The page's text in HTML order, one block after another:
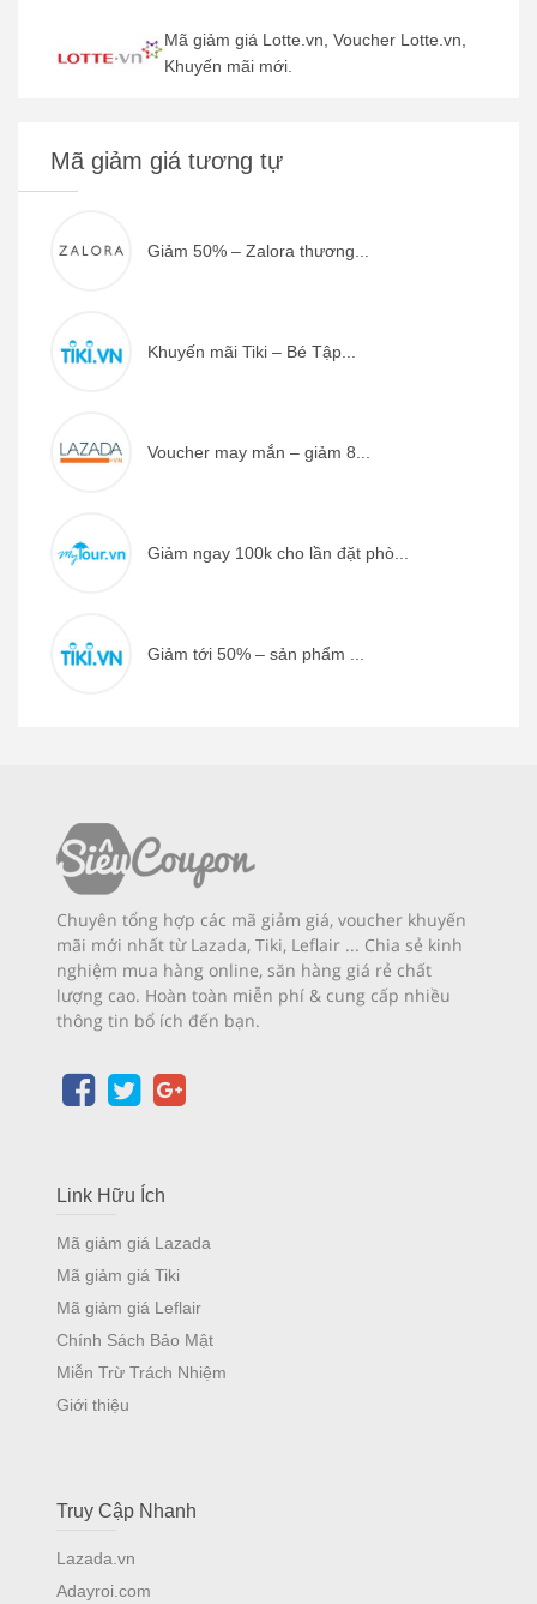
Mã giảm giá Lotte.vn, Voucher Lotte.vn,
Khuyến mãi mới.
Mã giảm giá tương tự
Giảm 50% – Zalora thương...
Khuyến mãi Tiki – Bé Tập...
Voucher may mắn – giảm 8...
Giảm ngay 100k cho lần đặt phò...
Giảm tới 50% – sản phẩm ...
Chuyên tổng hợp các mã giảm giá, voucher khuyến
mãi mới nhất từ Lazada, Tiki, Leflair ... Chia sẻ kinh
nghiệm mua hàng online, săn hàng giá rẻ chất
lượng cao. Hoàn toàn miễn phí & cung cấp nhiều
thông tin bổ ích đến bạn.
Link Hữu Ích
Mã giảm giá Lazada
Mã giảm giá Tiki
Mã giảm giá Leflair
Chính Sách Bảo Mật
Miễn Trừ Trách Nhiệm
Giới thiệu
Truy Cập Nhanh
Lazada.vn
Adayroi.com